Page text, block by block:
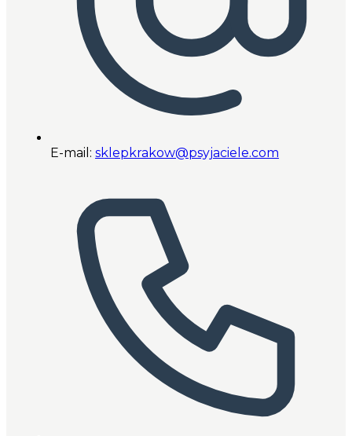
E-mail: sklepkrakow@psyjaciele.com